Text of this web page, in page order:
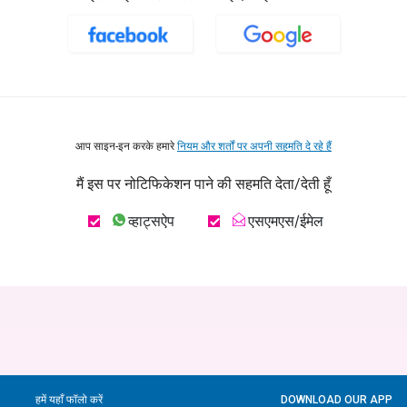
आप साइन-इन करके हमारेनियम और शर्तों पर अपनी सहमति दे रहे हैं
मैं इस पर नोटिफिकेशन पाने की सहमति देता/देती हूँ
व्हाट्सऐप एसएमएस/ईमेल
हमें यहाँ फॉलो करें DOWNLOAD OUR APP